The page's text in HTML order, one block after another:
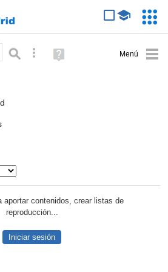
Búsqueda avanzada
Ayuda
(en
aportar contenidos, crear listas de
reproducción...
Iniciar sesión